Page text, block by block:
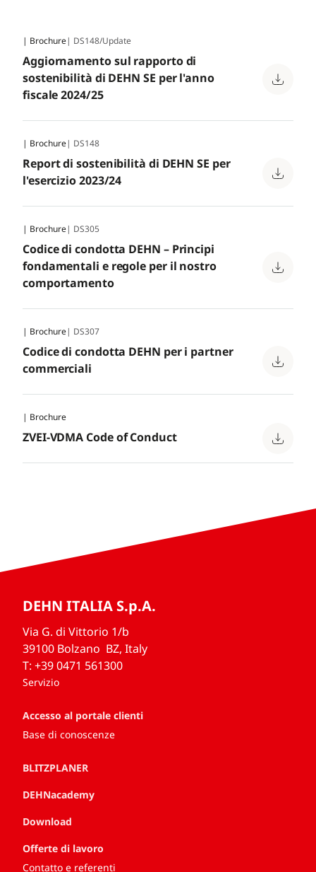
| Brochure| DS148/Update
Aggiornamento sul rapporto di
sostenibilità di DEHN SE per l'anno
fiscale 2024/25
| Brochure| DS148
Report di sostenibilità di DEHN SE per
l'esercizio 2023/24
| Brochure| DS305
Codice di condotta DEHN – Principi
fondamentali e regole per il nostro
comportamento
| Brochure| DS307
Codice di condotta DEHN per i partner
commerciali
| Brochure
ZVEI-VDMA Code of Conduct
DEHN ITALIA S.p.A.
Via G. di Vittorio 1/b
39100 Bolzano BZ, Italy
T: +39 0471 561300
Servizio
Accesso al portale clienti
Base di conoscenze
BLITZPLANER
DEHNacademy
Download
Offerte di lavoro
Contatto e referenti